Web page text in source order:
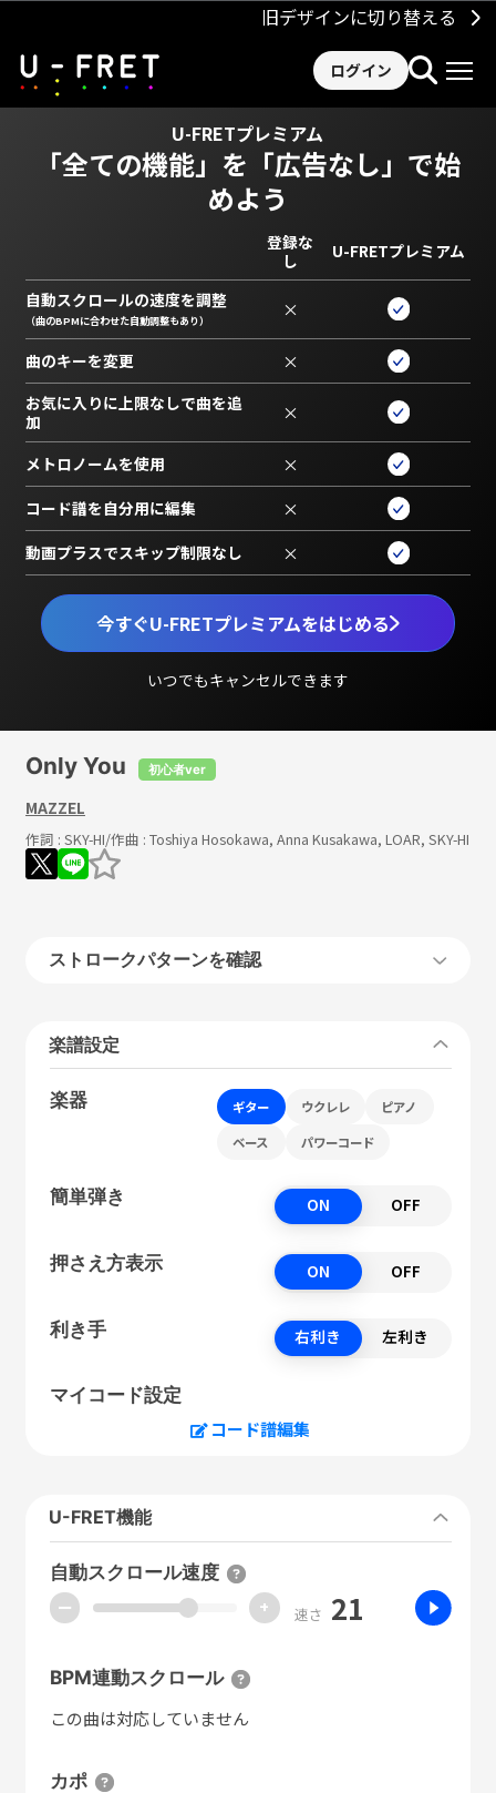
旧デザインに切り替える
ログイン
U-FRETプレミアム
「全ての機能」を 「広告なし」で始
めよう
今すぐU-FRETプレミアムをはじめる
いつでもキャンセルできます
登録な
し
U-FRETプレミアム
自動スクロールの速度を調整
（曲のBPMに合わせた自動調整もあり） ×
曲のキーを変更 ×
お気に入りに上限なしで曲を追
加
×
メトロノームを使用 ×
コード譜を自分用に編集 ×
動画プラスでスキップ制限なし ×
Only You 初心者ver
MAZZEL
作詞 : SKY-HI/作曲 : Toshiya Hosokawa, Anna Kusakawa, LOAR, SKY-HI
ストロークパターンを確認
楽譜設定
楽器 ギター ウクレレ ピアノ
ベース パワーコード
簡単弾き ON OFF
押さえ方表示 ON OFF
利き手 右利き 左利き
マイコード設定
コード譜編集
U-FRET機能
自動スクロール速度
ー + 速さ 21
BPM連動スクロール
この曲は対応していません
カポ